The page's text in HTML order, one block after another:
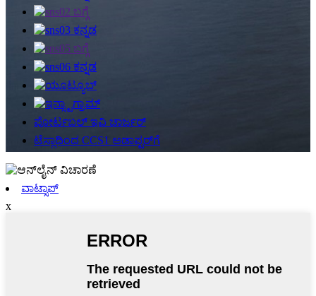
ಪೋರ್ಟಬಲ್ ಇವಿ ಚಾರ್ಜರ್
ಟೆಸ್ಲಾದಿಂದ CCS1 ಅಡಾಪ್ಟರ್‌ಗೆ
ವಾಟ್ಸಾಪ್
x